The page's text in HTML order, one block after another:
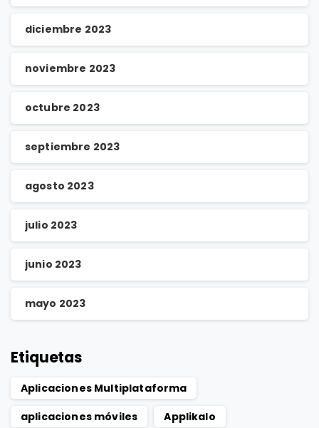
diciembre 2023
noviembre 2023
octubre 2023
septiembre 2023
agosto 2023
julio 2023
junio 2023
mayo 2023
Etiquetas
Aplicaciones Multiplataforma
aplicaciones móviles
Applikalo